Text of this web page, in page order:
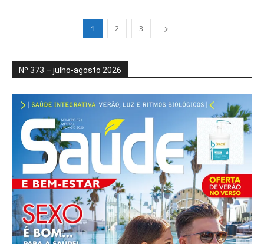
1 2 3
Nº 373 – julho-agosto 2026